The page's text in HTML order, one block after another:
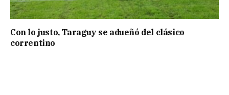
Con lo justo, Taraguy se adueñó del clásico
correntino